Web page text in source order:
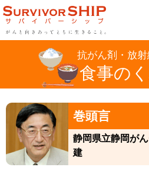
抗がん剤・放
食事の
巻頭言
静岡県立静岡が
建